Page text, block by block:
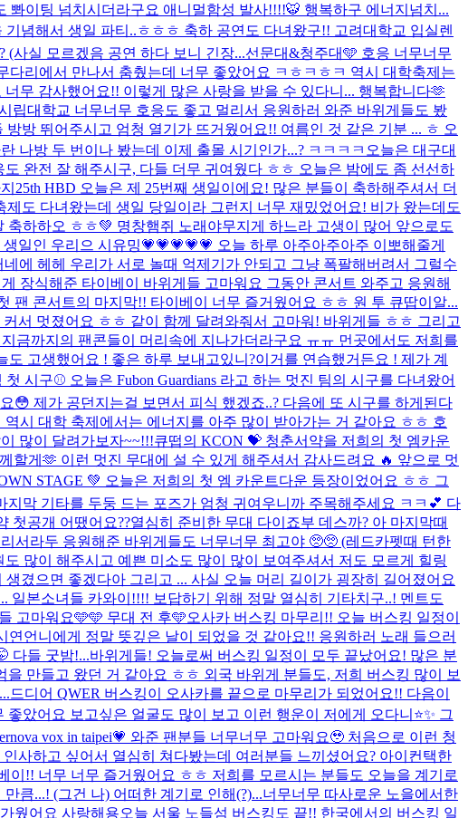
뽜이팅 넘치시더라구요 애니멀함성 발사!!!!🐯 행복하구 에너지넘치...
념해서 생일 파티..ㅎㅎㅎ 축하 공연도 다녀왔구!! 고려대학교 입실렌
사실 모르겠음 공연 하다 보니 긴장...선문대&청주대🩵 호응 너무너무
리에서 만나서 춤췄는데 너무 좋았어요 ㅋㅎㅋㅎㅋ 역시 대학축제는
무 감사했어요!! 이렇게 많은 사랑을 받을 수 있다니... 행복합니다🫶
립대학교 너무너무 호응도 좋고 멀리서 응원하러 와준 바위게들도 봤
방 뛰어주시고 엄청 열기가 뜨거웠어요!! 여름인 것 같은 기분 ... ㅎ 오
나방 두 번이나 봤는데 이제 출몰 시기인가...? ㅋㅋㅋㅋ 오늘은 대구대
완전 잘 해주시구, 다들 더무 귀여웠다 ㅎㅎ 오늘은 밤에도 좀 선선하
25th HBD 오늘은 제 25번째 생일이에요! 많은 분들이 축하해주셔서 더
도 다녀왔는데 생일 당일이라 그런지 너무 재밌었어요! 비가 왔는데도
축하하오 ㅎㅎ💚 명창햄쥐 노래야무지게 하느라 고생이 많어 앞으로도
생일인 우리으 시유밍💗💗💗💗💗 오늘 하루 아주아주아주 이뽀해줄게
에 헤헤 우리가 서로 놀때 억제기가 안되고 그냥 폭팔해버려서 그럴수
장식해준 타이베이 바위게들 고마워요 그동안 콘서트 와주고 응원해
팬 콘서트의 마지막!! 타이베이 너무 즐거웠어요 ㅎㅎ 원 투 큐땁이알...
서 멋졌어요 ㅎㅎ 같이 함께 달려와줘서 고마워! 바위게들 ㅎㅎ 그리고
금까지의 팬콘들이 머리속에 지나가더라구요 ㅠㅠ 먼곳에서도 저희를
고생했어요 ! 좋은 하루 보내고있니?이거를 연습했거든요 ! 제가 계
첫 시구⚾️ 오늘은 Fubon Guardians 라고 하는 멋진 팀의 시구를 다녀왔어
😳 제가 공던지는걸 보면서 피식 했겠죠..? 다음에 또 시구를 하게된다
역시 대학 축제에서는 에너지를 아주 많이 받아가는 거 같아요 ㅎㅎ 호
많이 달려가보자~~!!!큐떱의 KCON 💝 청춘서약을 저희의 첫 엠카운
게🫶 이런 멋진 무대에 설 수 있게 해주셔서 감사드려요 🔥 앞으로 멋
STAGE 💚 오늘은 저희의 첫 엠 카운트다운 등장이었어요 ㅎㅎ 그
막 기타를 두둥 드는 포즈가 엄청 귀여우니까 주목해주세요 ㅋㅋ💕 다
첫공개 어땠어요??열심히 준비한 무대 다이죠부 데스까? 아 마지막때
라두 응원해준 바위게들도 너무너무 최고야 🥺🥺 (레드카펫때 턴한
많이 해주시고 예쁜 미소도 많이 많이 보여주셔서 저도 모르게 힐링
겼으면 좋겠다아 그리고 ... 사실 오늘 머리 길이가 굉장히 길어졌어요
본소녀들 카와이!!!! 보답하기 위해 정말 열심히 기타치구..! 멘트도
고마워요🩵🩵 무대 전 후🩵오사카 버스킹 마무리!! 오늘 버스킹 일정이
언니에게 정말 뜻깊은 날이 되었을 것 같아요!! 응원하러 노래 들으러
다들 굿밤!...바위게들! 오늘로써 버스킹 일정이 모두 끝났어요! 많은 분
만들고 왔던 거 같아요 ㅎㅎ 외국 바위게 분들도, 저희 버스킹 많이 보
드디어 QWER 버스킹이 오사카를 끝으로 마무리가 되었어요!! 다음이
았어요 보고싶은 얼굴도 많이 보고 이런 행운이 저에게 오다니⭐️✨ 그
vox in taipei💗 와준 팬분들 너무너무 고마워요🥹 처음으로 이런 청
사하고 싶어서 열심히 쳐다봤는데 여러분들 느끼셨어요? 아이컨택한
이!! 너무 너무 즐거웠어요 ㅎㅎ 저희를 모르시는 분들도 오늘을 계기로
큼...! (그건 나) 어떠한 계기로 인해(?)...너무너무 따사로운 노을에서한
웠어요 사랑해용오늘 서울 노들섬 버스킹도 끝!! 한국에서의 버스킹 일